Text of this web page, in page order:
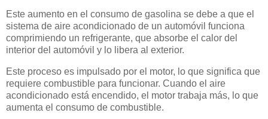
Este aumento en el consumo de gasolina se debe a que el
sistema de aire acondicionado de un automóvil funciona
comprimiendo un refrigerante, que absorbe el calor del
interior del automóvil y lo libera al exterior.
Este proceso es impulsado por el motor, lo que significa que
requiere combustible para funcionar. Cuando el aire
acondicionado está encendido, el motor trabaja más, lo que
aumenta el consumo de combustible.